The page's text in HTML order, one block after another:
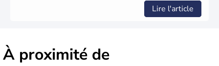
Lire l'article
À proximité de